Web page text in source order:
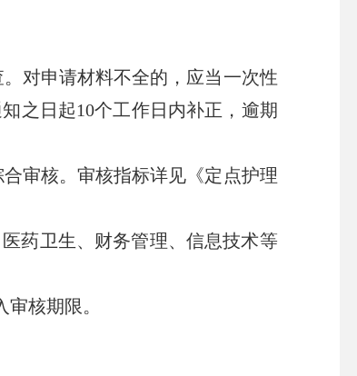
对申请材料不全的，应当一次性
之日起10个工作日内补正，逾期
审核。审核指标详见《定点护理
药卫生、财务管理、信息技术等
核期限。